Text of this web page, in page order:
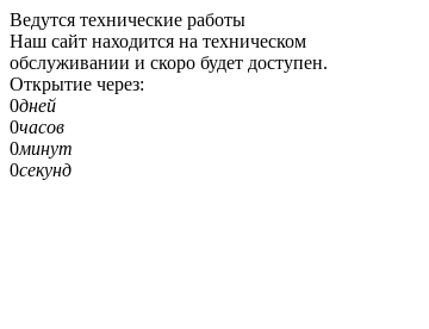
Ведутся технические работы
Наш сайт находится на техническом
обслуживании и скоро будет доступен.
Открытие через:
0дней
0часов
0минут
0секунд